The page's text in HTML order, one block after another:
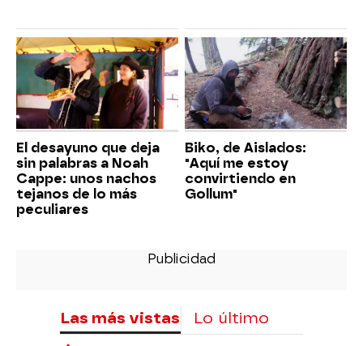
El desayuno que deja
sin palabras a Noah
Cappe: unos nachos
tejanos de lo más
peculiares
Biko, de Aislados:
"Aquí me estoy
convirtiendo en
Gollum"
Las más vistas Lo último